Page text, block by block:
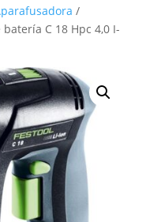
/
C 18 Hpc 4,0 I-